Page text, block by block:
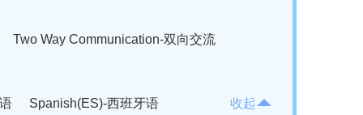
Two Way Communication-双向交流
Spanish(ES)-西班牙语
收起